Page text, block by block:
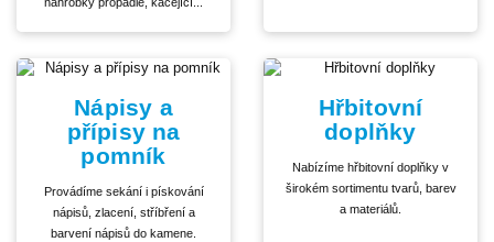
Nápisy a
přípisy na
pomník
Provádíme sekání i pískování
nápisů, zlacení, stříbření a
barvení nápisů do kamene.
Hřbitovní
doplňky
Nabízíme hřbitovní doplňky v
širokém sortimentu tvarů, barev
a materiálů.